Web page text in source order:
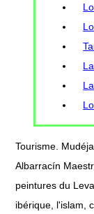
Tourisme.
Albarracín
peintures du
ibérique, l'islam,